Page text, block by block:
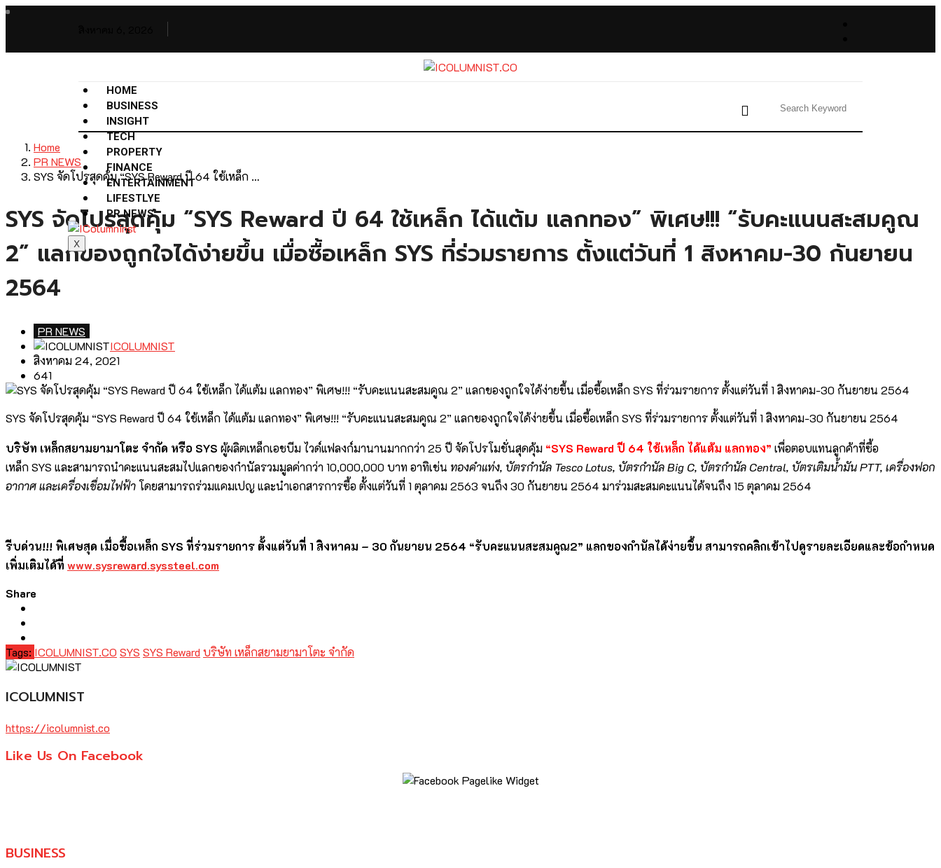
HOME
BUSINESS
INSIGHT
TECH
PROPERTY
FINANCE
ENTERTAINMENT
LIFESTLYE
PR NEWS
X
Home
PR NEWS
SYS จัดโปรสุดคุ้ม “SYS Reward ปี 64 ใช้เหล็ก …
SYS จัดโปรสุดคุ้ม “SYS Reward ปี 64 ใช้เหล็ก ได้แต้ม แลกทอง” พิเศษ!!! “รับคะแนนสะสมคูณ
2” แลกของถูกใจได้ง่ายขึ้น เมื่อซื้อเหล็ก SYS ที่ร่วมรายการ ตั้งแต่วันที่ 1 สิงหาคม-30 กันยายน
2564
PR NEWS
ICOLUMNIST
สิงหาคม 24, 2021
641
SYS จัดโปรสุดคุ้ม “SYS Reward ปี 64 ใช้เหล็ก ได้แต้ม แลกทอง” พิเศษ!!! “รับคะแนนสะสมคูณ 2” แลกของถูกใจได้ง่ายขึ้น เมื่อซื้อเหล็ก SYS ที่ร่วมรายการ ตั้งแต่วันที่ 1 สิงหาคม-30 กันยายน 2564
บริษัท เหล็กสยามยามาโตะ จำกัด หรือ SYS ผู้ผลิตเหล็กเอชบีม ไวด์แฟลงก์มานานมากกว่า 25 ปีจัดโปรโมชั่นสุดคุ้ม “SYS Reward ปี 64 ใช้เหล็ก ได้แต้ม แลกทอง” เพื่อตอบแทนลูกค้าที่ซื้อ
เหล็ก SYS และสามารถนำคะแนนสะสมไปแลกของกำนัลรวมมูลค่ากว่า 10,000,000 บาท อาทิเช่น ทองคำแท่ง, บัตรกำนัล Tesco Lotus, บัตรกำนัล Big C, บัตรกำนัล Central, บัตรเติมน้ำมัน PTT, เครื่องฟอก
อากาศ และเครื่องเชื่อมไฟฟ้าโดยสามารถร่วมแคมเปญ และนำเอกสารการซื้อ ตั้งแต่วันที่ 1 ตุลาคม 2563 จนถึง 30 กันยายน 2564 มาร่วมสะสมคะแนนได้จนถึง 15 ตุลาคม 2564
รีบด่วน!!! พิเศษสุด เมื่อซื้อเหล็ก SYS ที่ร่วมรายการ ตั้งแต่วันที่ 1 สิงหาคม – 30 กันยายน 2564 “รับคะแนนสะสมคูณ2” แลกของกำนัลได้ง่ายขึ้น สามารถคลิกเข้าไปดูรายละเอียดและข้อกำหนด
เพิ่มเติมได้ที่ www.sysreward.syssteel.com
Share
Tags: ICOLUMNIST.CO SYS SYS Reward บริษัท เหล็กสยามยามาโตะ จำกัด
ICOLUMNIST
https://icolumnist.co
Like Us On Facebook
BUSINESS